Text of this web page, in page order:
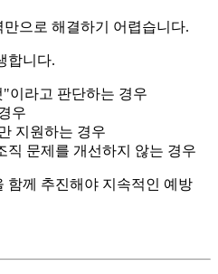
으로 해결하기 어렵습니다.
합니다.
이라고 판단하는 경우
우
지원하는 경우
직 문제를 개선하지 않는 경우
함께 추진해야 지속적인 예방